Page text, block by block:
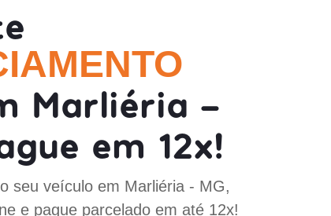
Marliéria -
em 12x!
seu veículo em Marliéria - MG,
e pague parcelado em até 12x!